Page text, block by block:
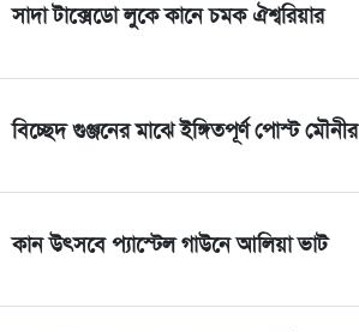
সাদা টাক্সেডো লুকে কানে চমক ঐশ্বরিয়ার
বিচ্ছেদ গুঞ্জনের মাঝে ইঙ্গিতপূর্ণ পোস্ট মৌনীর
কান উৎসবে প্যাস্টেল গাউনে আলিয়া ভাট